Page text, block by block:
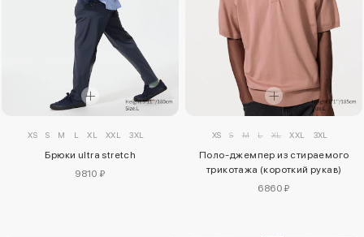
XS S M L XL XXL 3XL
Брюки ultra stretch
9810 ₽
XS S M L XL XXL 3XL
Поло-джемпер из стираемого
трикотажа (короткий рукав)
6860 ₽